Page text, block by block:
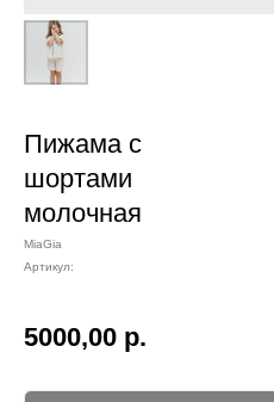
Пижама с
шортами
молочная
MiaGia
Артикул:
5000,00 р.